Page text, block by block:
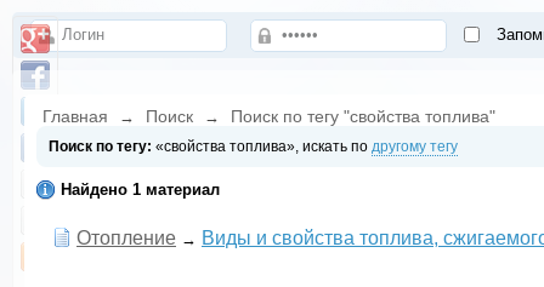
Главная → Поиск → Поиск по тегу "свойства топлива"
Поиск по тегу: «свойства топлива», искать по другому тегу
Найдено 1 материал
Отопление → Виды и свойства топлива,